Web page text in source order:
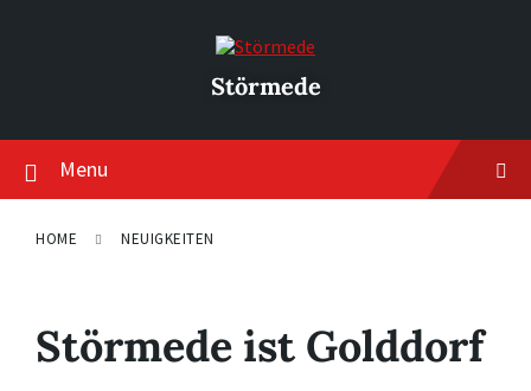
Störmede
Menu
HOME NEUIGKEITEN
Störmede ist Golddorf